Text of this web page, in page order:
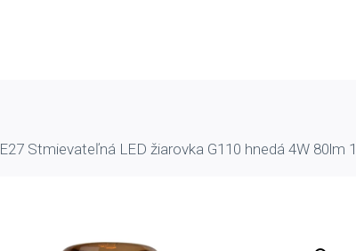
E27 Stmievateľná LED žiarovka G110 hnedá 4W 80lm